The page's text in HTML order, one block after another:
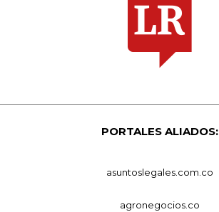
PORTALES ALIADOS:
asuntoslegales.com.co
agronegocios.co